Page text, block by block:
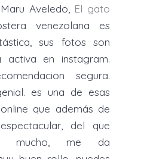
Aveledo, El gato
venezolana es
sus fotos son
en instagram.
segura.
es una de esas
que además de
del que
mucho, me da